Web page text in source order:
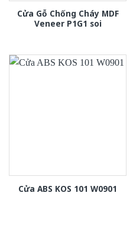
Cửa Gỗ Chống Cháy MDF
Veneer P1G1 soi
Cửa ABS KOS 101 W0901